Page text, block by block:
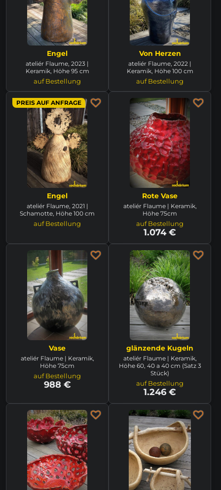
Engel
ateliér Flaume, 2023 |
Keramik, Höhe 95 cm
auf Bestellung
Von Herzen
ateliér Flaume, 2022 |
Keramik, Höhe 100 cm
auf Bestellung
PREIS AUF ANFRAGE
Engel
ateliér Flaume, 2021 |
Schamotte, Höhe 100 cm
auf Bestellung
Rote Vase
ateliér Flaume | Keramik,
Höhe 75cm
auf Bestellung
1.074 €
Vase
ateliér Flaume | Keramik,
Höhe 75cm
auf Bestellung
988 €
glänzende Kugeln
ateliér Flaume | Keramik,
Höhe 60, 40 a 40 cm (Satz 3
Stück)
auf Bestellung
1.246 €